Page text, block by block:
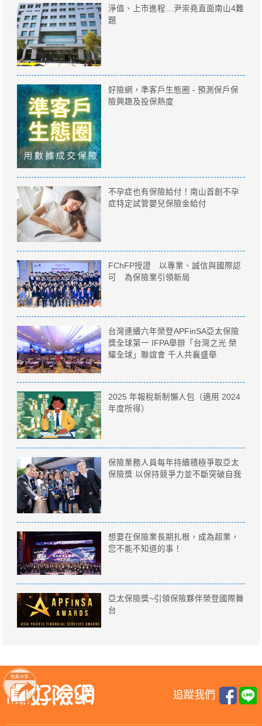
淨值、上市進程…尹崇堯直面南山4難
題
好險網，準客戶生態圈 - 預測保戶保
險興趣及投保熱度
不孕症也有保險給付！南山首創不孕
症特定試管嬰兒保險金給付
FChFP授證 以專業、誠信與國際認
可 為保險業引領新局
台灣連續六年榮登APFinSA亞太保險
獎全球第一 IFPA舉辦「台灣之光 榮
耀全球」聯誼會 千人共襄盛舉
2025 年報稅新制懶人包（適用 2024
年度所得）
保險業務人員每年持續積極爭取亞太
保險獎 以保持競爭力並不斷突破自我
想要在保險業長期扎根，成為超業，
您不能不知道的事！
亞太保險獎~引領保險夥伴榮登國際舞
台
追蹤我們